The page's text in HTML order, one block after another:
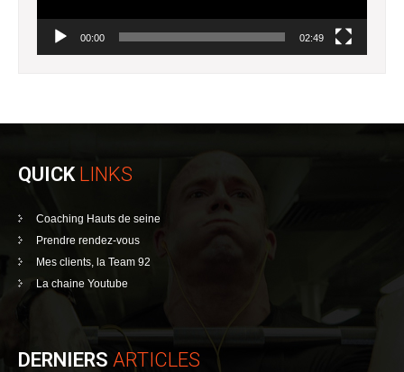
00:00 02:49
QUICK LINKS
Coaching Hauts de seine
Prendre rendez-vous
Mes clients, la Team 92
La chaine Youtube
DERNIERS ARTICLES